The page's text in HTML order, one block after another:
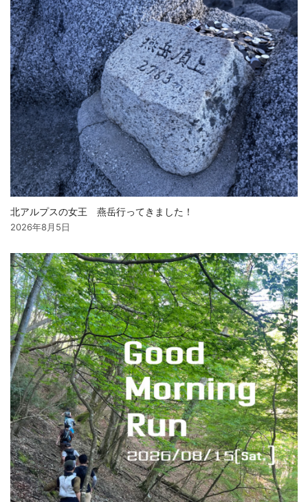
北アルプスの女王 燕岳行ってきました！
2026年8月5日